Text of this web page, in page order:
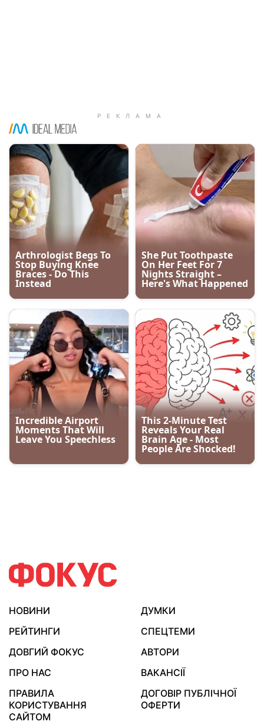
НОВИНИ
ДУМКИ
РЕЙТИНГИ
СПЕЦТЕМИ
ДОВГИЙ ФОКУС
АВТОРИ
ПРО НАС
ВАКАНСІЇ
ПРАВИЛА
КОРИСТУВАННЯ
САЙТОМ
ДОГОВІР ПУБЛІЧНОЇ
ОФЕРТИ